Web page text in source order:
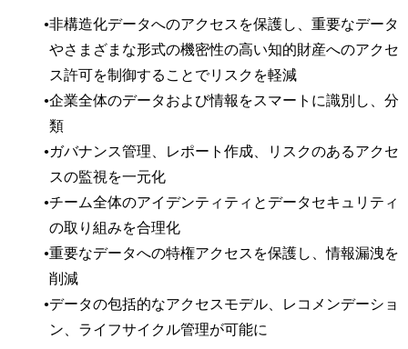
非構造化データへのアクセスを保護し、重要なデータ
やさまざまな形式の機密性の高い知的財産へのアクセ
ス許可を制御することでリスクを軽減
企業全体のデータおよび情報をスマートに識別し、分
類
ガバナンス管理、レポート作成、リスクのあるアクセ
スの監視を一元化
チーム全体のアイデンティティとデータセキュリティ
の取り組みを合理化
重要なデータへの特権アクセスを保護し、情報漏洩を
削減
データの包括的なアクセスモデル、レコメンデーショ
ン、ライフサイクル管理が可能に